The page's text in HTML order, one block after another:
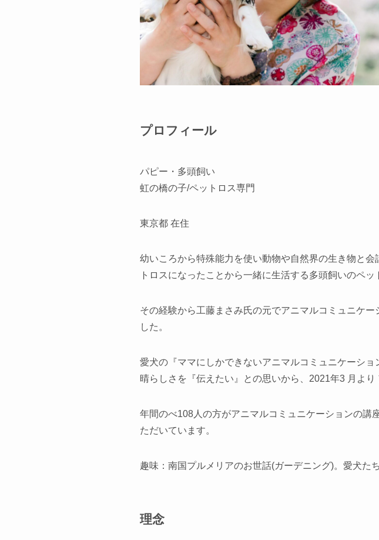
プロフィール
パピー・多頭飼い
虹の橋の子/ペットロス専門
東京都 在住
幼いころから特殊能力を使い動物や自然界の生き物と
トロスになったことから一緒に生活する多頭飼いのペ
その経験から工藤まさみ氏の元でアニマルコミュニケ
した。
愛犬の『ママにしかできないアニマルコミュニケーシ
晴らしさを『伝えたい』との思いから、2021年3 月よ
年間のべ108人の方がアニマルコミュニケーションの講
ただいています。
趣味：南国プルメリアのお世話(ガーデニング)。愛犬た
理念